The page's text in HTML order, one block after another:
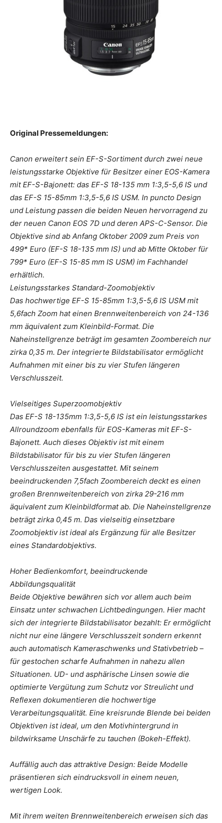
Original Pressemeldungen:
Canon erweitert sein EF-S-Sortiment durch zwei neue
leistungsstarke Objektive für Besitzer einer EOS-Kamera
mit EF-S-Bajonett: das EF-S 18-135 mm 1:3,5-5,6 IS und
das EF-S 15-85mm 1:3,5-5,6 IS USM. In puncto Design
und Leistung passen die beiden Neuen hervorragend zu
der neuen Canon EOS 7D und deren APS-C-Sensor. Die
Objektive sind ab Anfang Oktober 2009 zum Preis von
499* Euro (EF-S 18-135 mm IS) und ab Mitte Oktober für
799* Euro (EF-S 15-85 mm IS USM) im Fachhandel
erhältlich.
Leistungsstarkes Standard-Zoomobjektiv
Das hochwertige EF-S 15-85mm 1:3,5-5,6 IS USM mit
5,6fach Zoom hat einen Brennweitenbereich von 24-136
mm äquivalent zum Kleinbild-Format. Die
Naheinstellgrenze beträgt im gesamten Zoombereich nur
zirka 0,35 m. Der integrierte Bildstabilisator ermöglicht
Aufnahmen mit einer bis zu vier Stufen längeren
Verschlusszeit.
Vielseitiges Superzoomobjektiv
Das EF-S 18-135mm 1:3,5-5,6 IS ist ein leistungsstarkes
Allroundzoom ebenfalls für EOS-Kameras mit EF-S-
Bajonett. Auch dieses Objektiv ist mit einem
Bildstabilisator für bis zu vier Stufen längeren
Verschlusszeiten ausgestattet. Mit seinem
beeindruckenden 7,5fach Zoombereich deckt es einen
großen Brennweitenbereich von zirka 29-216 mm
äquivalent zum Kleinbildformat ab. Die Naheinstellgrenze
beträgt zirka 0,45 m. Das vielseitig einsetzbare
Zoomobjektiv ist ideal als Ergänzung für alle Besitzer
eines Standardobjektivs.
Hoher Bedienkomfort, beeindruckende
Abbildungsqualität
Beide Objektive bewähren sich vor allem auch beim
Einsatz unter schwachen Lichtbedingungen. Hier macht
sich der integrierte Bildstabilisator bezahlt: Er ermöglicht
nicht nur eine längere Verschlusszeit sondern erkennt
auch automatisch Kameraschwenks und Stativbetrieb –
für gestochen scharfe Aufnahmen in nahezu allen
Situationen. UD- und asphärische Linsen sowie die
optimierte Vergütung zum Schutz vor Streulicht und
Reflexen dokumentieren die hochwertige
Verarbeitungsqualität. Eine kreisrunde Blende bei beiden
Objektiven ist ideal, um den Motivhintergrund in
bildwirksame Unschärfe zu tauchen (Bokeh-Effekt).
Auffällig auch das attraktive Design: Beide Modelle
präsentieren sich eindrucksvoll in einem neuen,
wertigen Look.
Mit ihrem weiten Brennweitenbereich erweisen sich das